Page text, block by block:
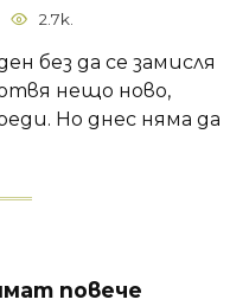
2.7k.
без да се замисля
нещо ново,
Но днес няма да
повече